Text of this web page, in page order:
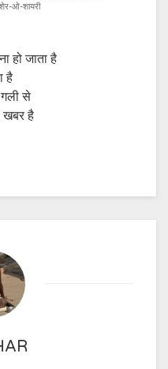
शेर-ओ-शायरी
हो जाता है
है
से
है